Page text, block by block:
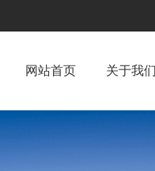
网站首页 关于我们